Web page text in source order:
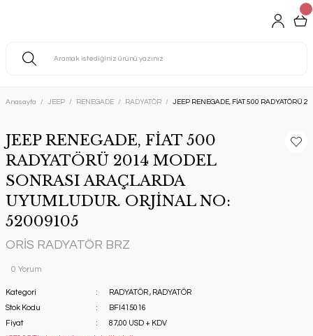
Anasayfa JEEP RENEGADE RADYATÖR JEEP RENEGADE, FİAT 500 RADYATÖRÜ
JEEP RENEGADE, FİAT 500
RADYATÖRÜ 2014 MODEL
SONRASI ARAÇLARDA
UYUMLUDUR. ORJİNAL NO:
52009105
ORİS RADYATÖR BRZ
0 Yorum
Kategori RADYATÖR , RADYATÖR
Stok Kodu
BFI415016
Fiyat
87,00 USD + KDV